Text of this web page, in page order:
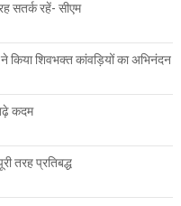
सतर्क रहें- सीएम
किया शिवभक्त कांवड़ियों का अभिनंदन
कदम
तरह प्रतिबद्ध